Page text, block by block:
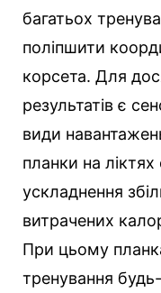
багатьох
поліпшити
корсета. Для
результатів є
види
планки на ліктях
ускладнення
витрачених
При цьому
тренування будь-